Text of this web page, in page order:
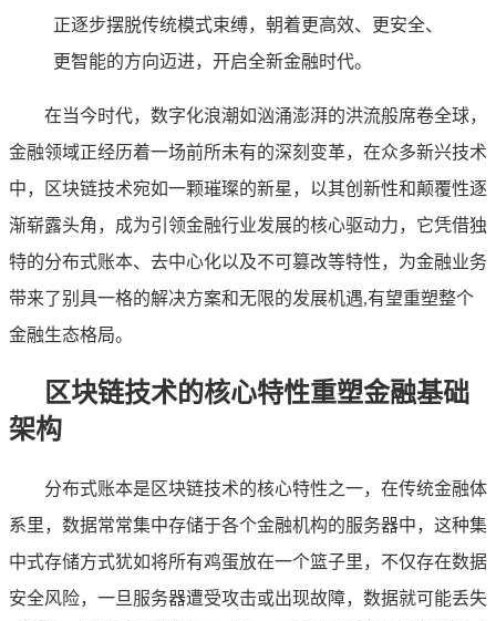
正逐步摆脱传统模式束缚，朝着更高效、更安全、
更智能的方向迈进，开启全新金融时代。
在当今时代，数字化浪潮如汹涌澎湃的洪流般席卷全球，
金融领域正经历着一场前所未有的深刻变革，在众多新兴技术
中，区块链技术宛如一颗璀璨的新星，以其创新性和颠覆性逐
渐崭露头角，成为引领金融行业发展的核心驱动力，它凭借独
特的分布式账本、去中心化以及不可篡改等特性，为金融业务
带来了别具一格的解决方案和无限的发展机遇,有望重塑整个
金融生态格局。
区块链技术的核心特性重塑金融基础
架构
分布式账本是区块链技术的核心特性之一，在传统金融体
系里，数据常常集中存储于各个金融机构的服务器中，这种集
中式存储方式犹如将所有鸡蛋放在一个篮子里，不仅存在数据
安全风险，一旦服务器遭受攻击或出现故障，数据就可能丢失